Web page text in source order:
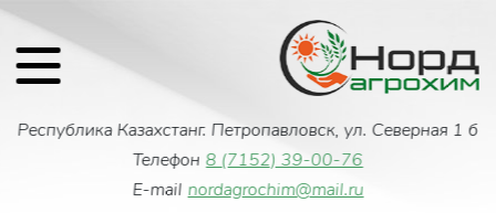
Республика Казахстанг. Петропавловск, ул. Северная 1 б
Телефон 8 (7152) 39-00-76
E-mail nordagrochim@mail.ru